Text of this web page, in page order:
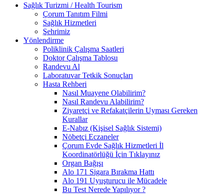
Sağlık Turizmi / Health Tourism
Çorum Tanıtım Filmi
Sağlık Hizmetleri
Şehrimiz
Yönlendirme
Poliklinik Çalışma Saatleri
Doktor Çalışma Tablosu
Randevu Al
Laboratuvar Tetkik Sonuçları
Hasta Rehberi
Nasıl Muayene Olabilirim?
Nasıl Randevu Alabilirim?
Ziyaretçi ve Refakatçilerin Uyması Gereken
Kurallar
E-Nabız (Kişisel Sağlık Sistemi)
Nöbetçi Eczaneler
Çorum Evde Sağlık Hizmetleri İl
Koordinatörlüğü İçin Tıklayınız
Organ Bağışı
Alo 171 Sigara Bırakma Hattı
Alo 191 Uyuşturucu ile Mücadele
Bu Test Nerede Yapılıyor ?